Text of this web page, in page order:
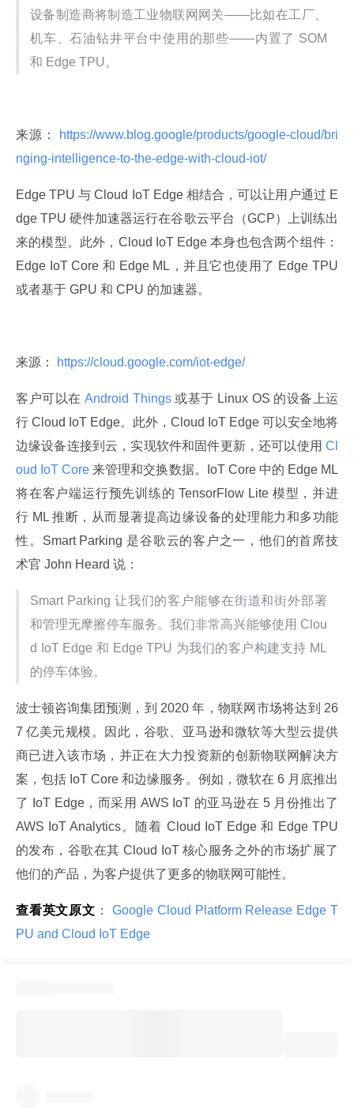
设备制造商将制造工业物联网网关——比如在工厂、
机车、石油钻井平台中使用的那些——内置了 SOM
和 Edge TPU。
来源：
https://www.blog.google/products/google-cloud/bri
nging-intelligence-to-the-edge-with-cloud-iot/
Edge TPU 与 Cloud IoT Edge 相结合，可以让用户通过 E
dge TPU 硬件加速器运行在谷歌云平台（GCP）上训练出
来的模型。此外，Cloud IoT Edge 本身也包含两个组件：
Edge IoT Core 和 Edge ML，并且它也使用了 Edge TPU
或者基于 GPU 和 CPU 的加速器。
来源： https://cloud.google.com/iot-edge/
客户可以在 Android Things 或基于 Linux OS 的设备上运
行 Cloud IoT Edge。此外，Cloud IoT Edge 可以安全地将
边缘设备连接到云，实现软件和固件更新，还可以使用 Cl
oud IoT Core 来管理和交换数据。IoT Core 中的 Edge ML
将在客户端运行预先训练的 TensorFlow Lite 模型，并进
行 ML 推断，从而显著提高边缘设备的处理能力和多功能
性。Smart Parking 是谷歌云的客户之一，他们的首席技
术官 John Heard 说：
Smart Parking 让我们的客户能够在街道和街外部署
和管理无摩擦停车服务。我们非常高兴能够使用 Clou
d IoT Edge 和 Edge TPU 为我们的客户构建支持 ML
的停车体验。
波士顿咨询集团预测，到 2020 年，物联网市场将达到 26
7 亿美元规模。因此，谷歌、亚马逊和微软等大型云提供
商已进入该市场，并正在大力投资新的创新物联网解决方
案，包括 IoT Core 和边缘服务。例如，微软在 6 月底推出
了 IoT Edge，而采用 AWS IoT 的亚马逊在 5 月份推出了
AWS IoT Analytics。随着 Cloud IoT Edge 和 Edge TPU
的发布，谷歌在其 Cloud IoT 核心服务之外的市场扩展了
他们的产品，为客户提供了更多的物联网可能性。
查看英文原文 ：
Google Cloud Platform Release Edge T
PU and Cloud IoT Edge